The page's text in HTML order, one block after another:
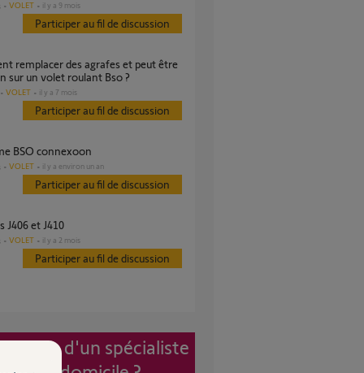
VOLET il y a 9 mois
Participer au fil de discussion
sur un volet roulant Bso ?
VOLET il y a 7 mois
Participer au fil de discussion
BSO connexoon
VOLET il y a environ un an
Participer au fil de discussion
J406 et J410
VOLET il y a 2 mois
Participer au fil de discussion
d'un spécialiste